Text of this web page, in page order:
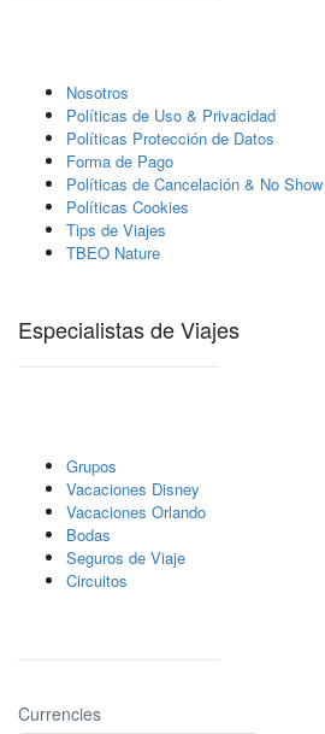
Nosotros
Polí­ticas de Uso & Privacidad
Polí­ticas Protección de Datos
Forma de Pago
Políticas de Cancelación & No Show
Políticas Cookies
Tips de Viajes
TBEO Nature
Especialistas de Viajes
Grupos
Vacaciones Disney
Vacaciones Orlando
Bodas
Seguros de Viaje
Circuitos
Currencies